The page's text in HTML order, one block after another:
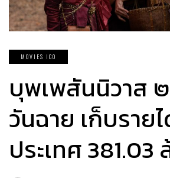
MOVIES ICO
บุพเพสันนิวาส
วันฉาย เก็บราย
ประเทศ 381.03